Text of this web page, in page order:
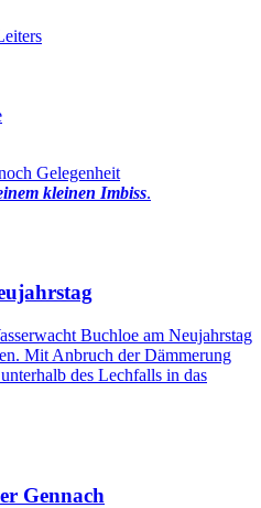
Gelegenheit
kleinen Imbiss.
Buchloe am Neujahrstag
Mit Anbruch der Dämmerung
des Lechfalls in das
Gennach